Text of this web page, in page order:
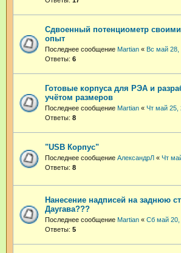
Сдвоенный потенциометр
опыт
Последнее сообщение Martian « Вс май 28,
Ответы: 6
Готовые корпуса для РЭА и
учётом размеров
Последнее сообщение Martian « Чт май 25,
Ответы: 8
"USB Корпус"
Последнее сообщение АлександрЛ « Чт
Ответы: 8
Нанесение надписей на заднюю
Даугава???
Последнее сообщение Martian « Сб май 20,
Ответы: 5